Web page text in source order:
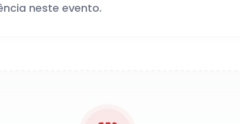
neste evento.